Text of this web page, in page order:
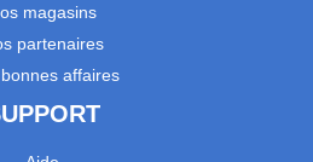
magasins
partenaires
affaires